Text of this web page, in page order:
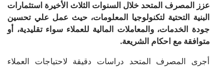
عزز المصرف المتحد خلال السنوات الثلاث الأخيرة استثمارات
البنية التحتية لتكنولوجيا المعلومات، حيث عمل علي تحسين
جودة الخدمات، والمعاملات المالية للعملاء سواء تقليدية، أو
متوافقة مع احكام الشريعة.
أجرى المصرف المتحد دراسات دقيقة لاحتياجات العملاء